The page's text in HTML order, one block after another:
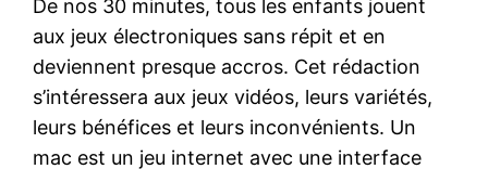
De nos 30 minutes, tous les enfants jouent
aux jeux électroniques sans répit et en
deviennent presque accros. Cet rédaction
s’intéressera aux jeux vidéos, leurs variétés,
leurs bénéfices et leurs inconvénients. Un
mac est un jeu internet avec une interface